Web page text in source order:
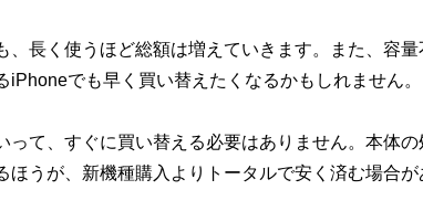
、長く使うほど総額は増えていきます。また、容
でも早く買い替えたくなるかもしれません。
って、すぐに買い替える必要はありません。本体
うが、新機種購入よりトータルで安く済む場合が